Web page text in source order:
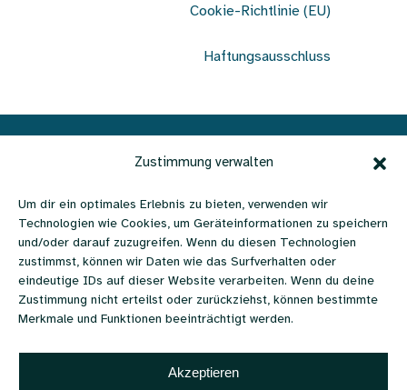
Zustimmung verwalten
Um dir ein optimales Erlebnis zu bieten, verwenden wir
Technologien wie Cookies, um Geräteinformationen zu speichern
und/oder darauf zuzugreifen. Wenn du diesen Technologien
zustimmst, können wir Daten wie das Surfverhalten oder
eindeutige IDs auf dieser Website verarbeiten. Wenn du deine
Zustimmung nicht erteilst oder zurückziehst, können bestimmte
Merkmale und Funktionen beeinträchtigt werden.
Akzeptieren
Cookie-Richtlinie (EU)
Haftungsausschluss
Verein Ohrenschmaus | c/o
Büro Lebenshilfe |
Favoritenstraße 111 | 1100
Wien, Österreich
+43 670 6579988 |
literaturpreis@ohrenschmaus.net